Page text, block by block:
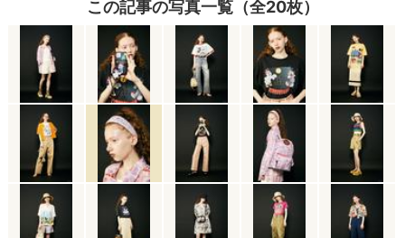
この記事の写真一覧（全20枚）